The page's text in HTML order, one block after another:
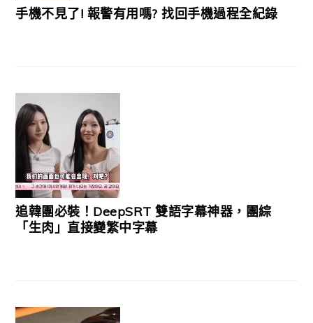
手機不見了! 報警有用嗎? 找回手機過程全紀錄
追韓團必裝！DeepSRT 雙語字幕神器，團綜
「生肉」直接變繁中字幕